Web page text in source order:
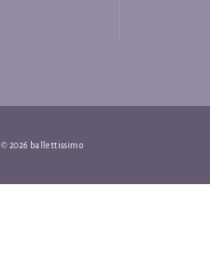
© 2026 ballettissimo